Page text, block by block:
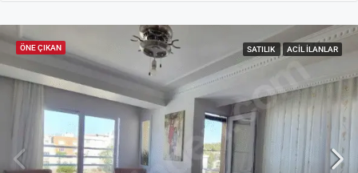
ÖNE ÇIKAN SATILIK ACIL İLANLAR